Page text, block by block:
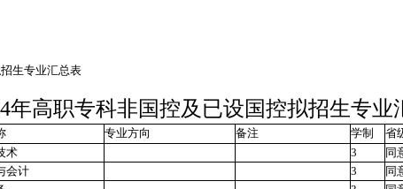
生专业汇总表
年高职专科非国控及已设国控拟招生专业
专业方向 备注 学制
省
术 3
同
会计 3
同